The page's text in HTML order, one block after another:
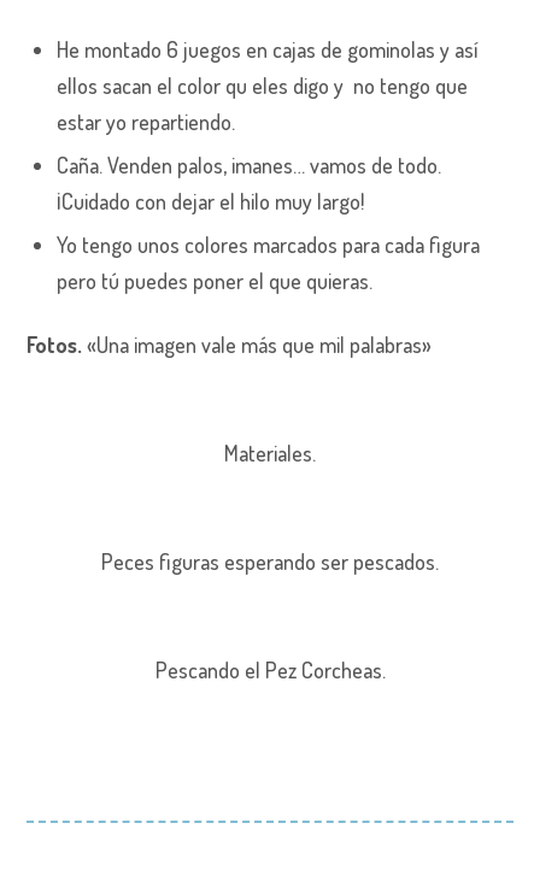
He montado 6 juegos en cajas de gominolas y así
ellos sacan el color qu eles digo y no tengo que
estar yo repartiendo.
Caña. Venden palos, imanes… vamos de todo.
¡Cuidado con dejar el hilo muy largo!
Yo tengo unos colores marcados para cada figura
pero tú puedes poner el que quieras.
Fotos.«Una imagen vale más que mil palabras»
Materiales.
Peces figuras esperando ser pescados.
Pescando el Pez Corcheas.